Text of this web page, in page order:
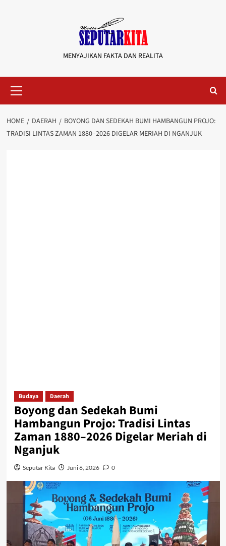
MENYAJIKAN FAKTA DAN REALITA
Menu
HOME DAERAH
BOYONG DAN SEDEKAH BUMI HAMBANGUN PROJO:
TRADISI LINTAS ZAMAN 1880–2026 DIGELAR MERIAH DI NGANJUK
Budaya Daerah
Boyong dan Sedekah Bumi
Hambangun Projo: Tradisi Lintas
Zaman 1880–2026 Digelar Meriah di
Nganjuk
Seputar Kita Juni 6, 2026 0